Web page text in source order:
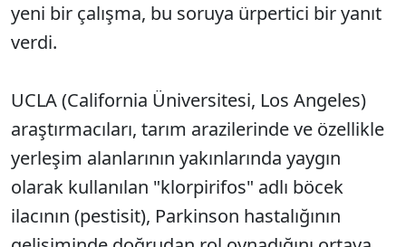
yeni bir çalışma, bu soruya ürpertici bir yanıt
verdi.
UCLA (California Üniversitesi, Los Angeles)
araştırmacıları, tarım arazilerinde ve özellikle
yerleşim alanlarının yakınlarında yaygın
olarak kullanılan "klorpirifos" adlı böcek
ilacının (pestisit), Parkinson hastalığının